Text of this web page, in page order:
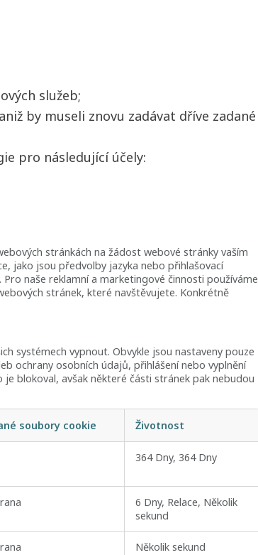
služeb;
by museli znovu zadávat dříve zadané
pro následující účely:
stránkách na žádost webové stránky vaším
jako jsou předvolby jazyka nebo přihlašovací
naše reklamní a marketingové činnosti používáme
stránek, které navštěvujete. Konkrétně
systémech vypnout. Obvykle jsou nastaveny pouze
ochrany osobních údajů, přihlášení nebo vyplnění
blokoval, avšak některé části stránek pak nebudou
soubory cookie Životnost
364 Dny, 364 Dny
6 Dny, Relace, Několik
sekund
Několik sekund